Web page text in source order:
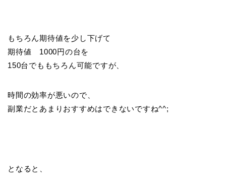
もちろん期待値を少し下げて
期待値 1000円の台を
150台でももちろん可能ですが、
時間の効率が悪いので、
副業だとあまりおすすめはできないですね^^;
となると、